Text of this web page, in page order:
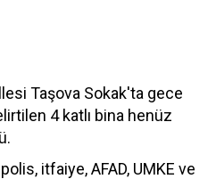
Taşova Sokak'ta gece
4 katlı bina henüz
itfaiye, AFAD, UMKE ve